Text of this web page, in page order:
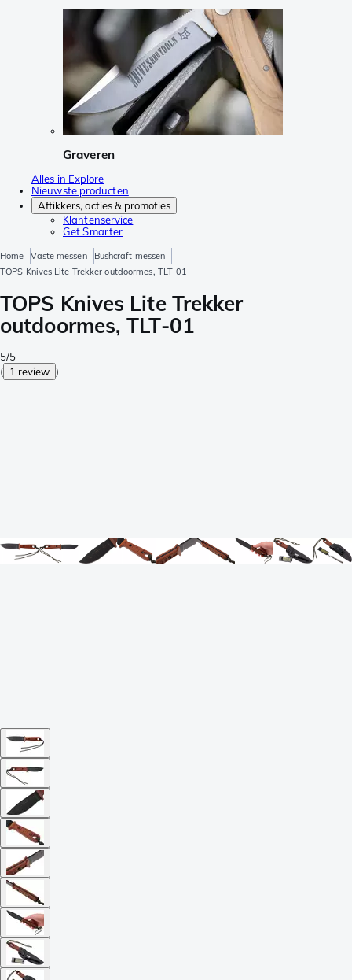
Graveren
Alles in Explore
Nieuwste producten
Aftikkers, acties & promoties
Klantenservice
Get Smarter
Home Vaste messen
Bushcraft messen
TOPS Knives Lite Trekker outdoormes, TLT-01
TOPS Knives Lite Trekker
outdoormes, TLT-01
5/5
( 1 review )